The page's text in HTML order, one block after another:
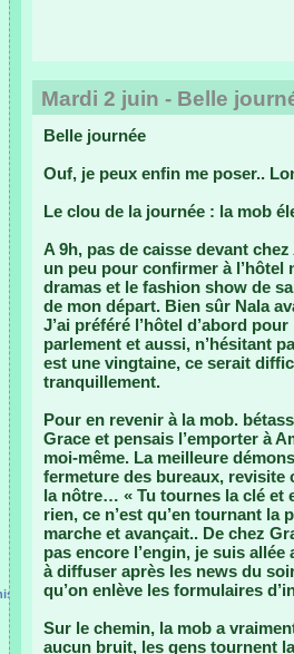
migrantscene
Mardi 2 juin - Belle
Belle journée
Ouf, je peux enfin me poser..
Le clou de la journée : la mob
A 9h, pas de caisse devant
un peu pour confirmer à
dramas et le fashion show de
de mon départ. Bien sûr Nala
J’ai préféré l’hôtel d’abord
parlement et aussi, n’hésitant
est une vingtaine, ce serait
tranquillement.
Pour en revenir à la mob.
Grace et pensais l’emporter à
moi-même. La meilleure
fermeture des bureaux, revisite
la nôtre… « Tu tournes la clé et
rien, ce n’est qu’en tournant la
marche et avançait.. De chez
pas encore l’engin, je suis
à diffuser après les news du
qu’on enlève les formulaires
Sur le chemin, la mob a
aucun bruit, les gens tournent